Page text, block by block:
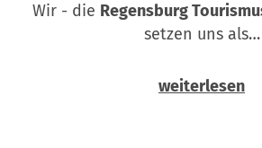
Wir - die Regensburg
setzen uns als…
weiterlesen